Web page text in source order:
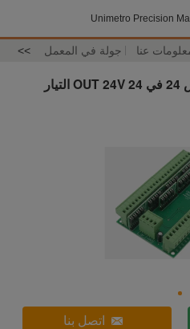
Unimetro Precision
عنا جولة في المعمل >>
فيديو مركب آلة قياس IO مجلس 24 في 24 OUT 24V التيار
اتصل بنا